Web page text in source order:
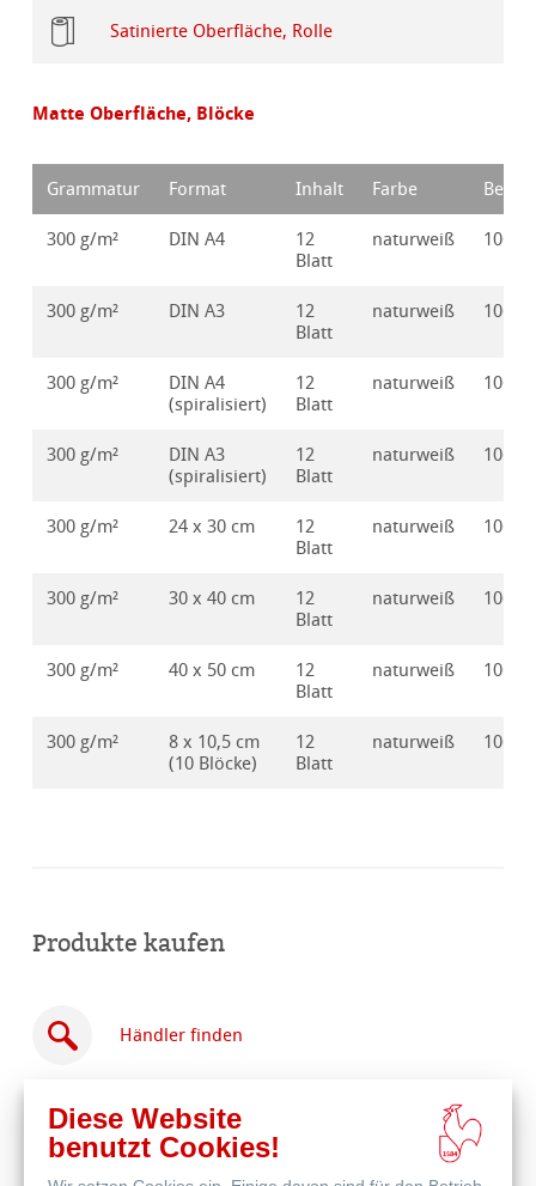
Satinierte Oberfläche, Rolle
Matte Oberfläche, Blöcke
Grammatur Format Inhalt Farbe
300 g/m² DIN A4
12
Blatt
naturweiß
300 g/m² DIN A3
12
Blatt
naturweiß
300 g/m²
DIN A4
(spiralisiert)
12
Blatt
naturweiß
300 g/m²
DIN A3
(spiralisiert)
12
Blatt
naturweiß
300 g/m² 24 x 30 cm
12
Blatt
naturweiß
300 g/m² 30 x 40 cm
12
Blatt
naturweiß
300 g/m² 40 x 50 cm
12
Blatt
naturweiß
300 g/m²
8 x 10,5 cm
(10 Blöcke)
12
Blatt
naturweiß
Produkte kaufen
Händler finden
Diese Website
benutzt Cookies!